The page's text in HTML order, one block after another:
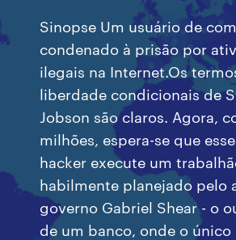
Sinopse Um usuário de
condenado à prisão por
ilegais na Internet.Os
liberdade condicionais de
Jobson são claros. Agora,
milhões, espera-se que
hacker execute um
habilmente planejado pelo
governo Gabriel Shear - o
de um banco, onde o único